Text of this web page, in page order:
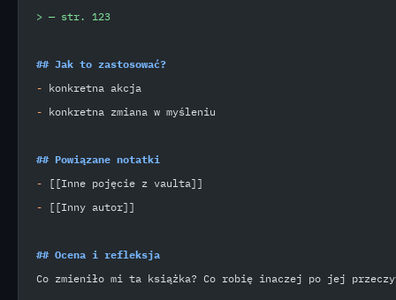
> — str. 123
## Jak to zastosować?
- konkretna akcja
- konkretna zmiana w myśleniu
## Powiązane notatki
- [[Inne pojęcie z vaulta]]
- [[Inny autor]]
## Ocena i refleksja
Co zmieniło mi ta książka? Co robię inaczej po jej